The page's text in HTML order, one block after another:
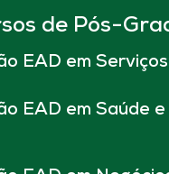
de Pós-
EAD em Serviços
EAD em Saúde